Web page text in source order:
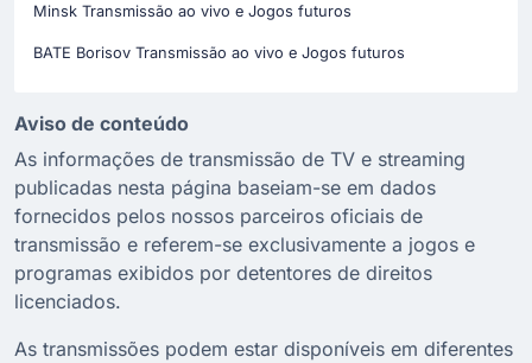
Minsk Transmissão ao vivo e Jogos futuros
BATE Borisov Transmissão ao vivo e Jogos futuros
Aviso de conteúdo
As informações de transmissão de TV e streaming
publicadas nesta página baseiam-se em dados
fornecidos pelos nossos parceiros oficiais de
transmissão e referem-se exclusivamente a jogos e
programas exibidos por detentores de direitos
licenciados.
As transmissões podem estar disponíveis em diferentes